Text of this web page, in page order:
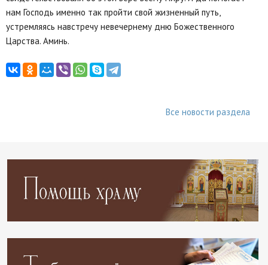
нам Господь именно так пройти свой жизненный путь,
устремляясь навстречу невечернему дню Божественного
Царства. Аминь.
Все новости раздела